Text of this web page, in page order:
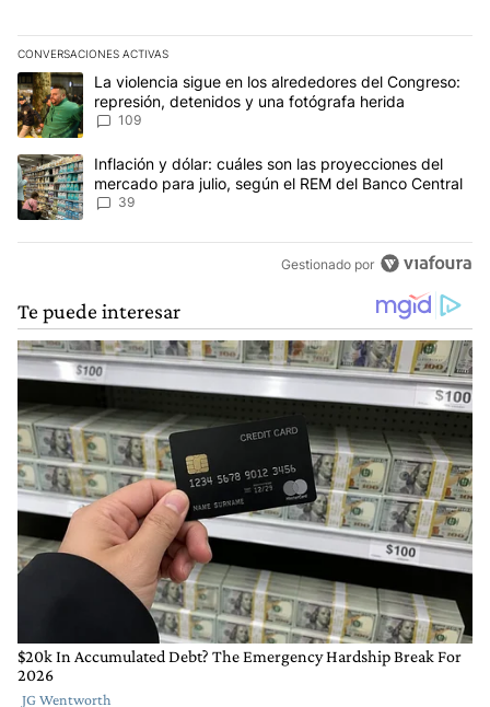
CONVERSACIONES ACTIVAS
Este listado muestra los artículos con más comentarios en los
Un artículo de tendencia con el título "La violencia sigue en los
La violencia sigue en los alrededores del Congreso:
represión, detenidos y una fotógrafa herida
109
Un artículo de tendencia con el título "Inflación y dólar: cuáles
Inflación y dólar: cuáles son las proyecciones del
mercado para julio, según el REM del Banco Central
39
Gestionado por